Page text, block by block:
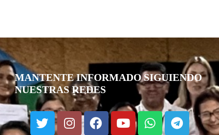
MANTENTE INFORMADO SIGUIENDO
NUESTRAS REDES